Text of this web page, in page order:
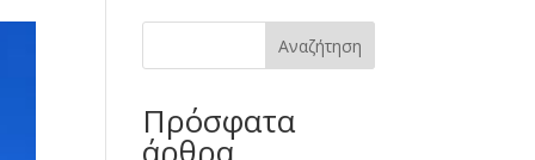
Αναζήτηση
Πρόσφατα